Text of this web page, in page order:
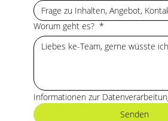
Worum geht es? *
Informationen zur
Senden